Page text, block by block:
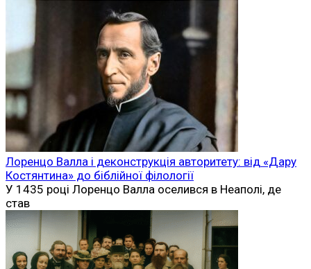
Лоренцо Валла і деконструкція авторитету: від «Дару
Костянтина» до біблійної філології
У 1435 році Лоренцо Валла оселився в Неаполі, де
став